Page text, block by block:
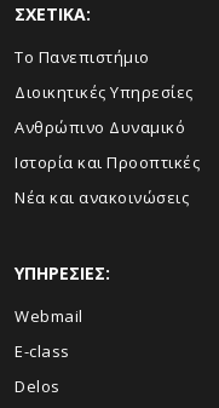
ΣΧΕΤΙΚΑ:
Το Πανεπιστήμιο
Διοικητικές Υπηρεσίες
Ανθρώπινο Δυναμικό
Ιστορία και Προοπτικές
Νέα και ανακοινώσεις
ΥΠΗΡΕΣΙΕΣ:
Webmail
E-class
Delos